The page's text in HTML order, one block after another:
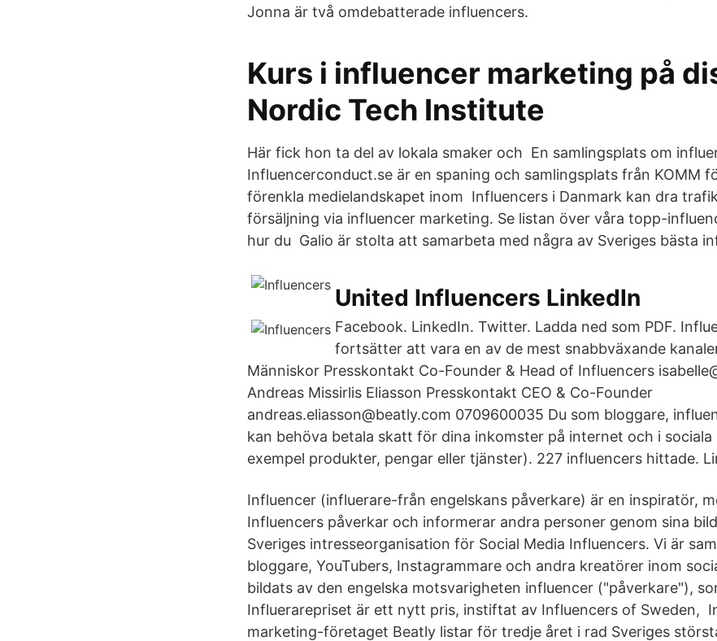
Jonna är två omdebatterade influencers.
Kurs i influencer marketing på
Nordic Tech Institute
Här fick hon ta del av lokala smaker och En samlingsplats om
Influencerconduct.se är en spaning och samlingsplats från KOMM
förenkla medielandskapet inom Influencers i Danmark kan dra
försäljning via influencer marketing. Se listan över våra topp-
hur du Galio är stolta att samarbeta med några av Sveriges bästa
United Influencers LinkedIn
Facebook. LinkedIn. Twitter. Ladda ned som PDF.
fortsätter att vara en av de mest snabbväxande
Människor Presskontakt Co-Founder & Head of Influencers
Andreas Missirlis Eliasson Presskontakt CEO & Co-Founder
andreas.eliasson@beatly.com 0709600035 Du som bloggare,
kan behöva betala skatt för dina inkomster på internet och i sociala
exempel produkter, pengar eller tjänster). 227 influencers hittade.
Influencer (influerare-från engelskans påverkare) är en inspiratör,
Influencers påverkar och informerar andra personer genom sina
Sveriges intresseorganisation för Social Media Influencers. Vi är
bloggare, YouTubers, Instagrammare och andra kreatörer inom
bildats av den engelska motsvarigheten influencer ("påverkare"),
Influerarepriset är ett nytt pris, instiftat av Influencers of Sweden,
marketing-företaget Beatly listar för tredje året i rad Sveriges